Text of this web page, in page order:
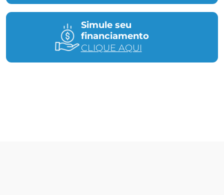
Simule seu
financiamento
CLIQUE AQUI